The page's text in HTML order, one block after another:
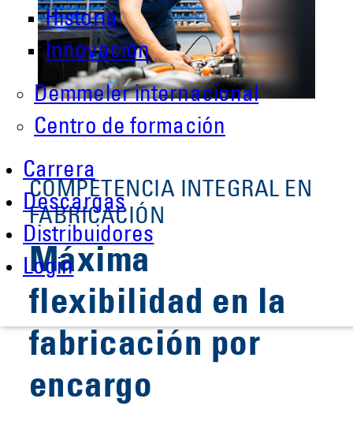
Historia
Innovación
Demmeler internacional
Centro de formación
Carrera
Descargas
Distribuidores
Login
COMPETENCIA INTEGRAL EN
FABRICACIÓN
Máxima
flexibilidad en la
fabricación por
encargo